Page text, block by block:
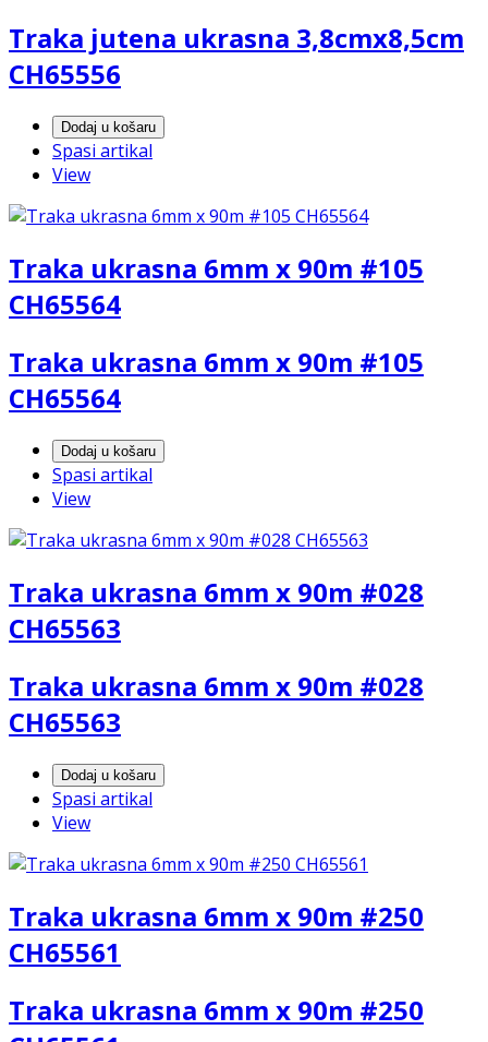
Traka jutena ukrasna 3,8cmx8,5cm
CH65556
Dodaj u košaru
Spasi artikal
View
Traka ukrasna 6mm x 90m #105
CH65564
Traka ukrasna 6mm x 90m #105
CH65564
Dodaj u košaru
Spasi artikal
View
Traka ukrasna 6mm x 90m #028
CH65563
Traka ukrasna 6mm x 90m #028
CH65563
Dodaj u košaru
Spasi artikal
View
Traka ukrasna 6mm x 90m #250
CH65561
Traka ukrasna 6mm x 90m #250